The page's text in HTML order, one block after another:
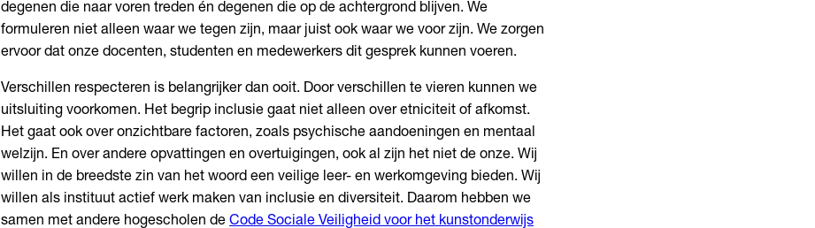
degenen die naar voren treden én degenen die op de achtergrond blijven. We
formuleren niet alleen waar we tegen zijn, maar juist ook waar we voor zijn. We zorgen
ervoor dat onze docenten, studenten en medewerkers dit gesprek kunnen voeren.
Verschillen respecteren is belangrijker dan ooit. Door verschillen te vieren kunnen we
uitsluiting voorkomen. Het begrip inclusie gaat niet alleen over etniciteit of afkomst.
Het gaat ook over onzichtbare factoren, zoals psychische aandoeningen en mentaal
welzijn. En over andere opvattingen en overtuigingen, ook al zijn het niet de onze. Wij
willen in de breedste zin van het woord een veilige leer- en werkomgeving bieden. Wij
willen als instituut actief werk maken van inclusie en diversiteit. Daarom hebben we
samen met andere hogescholen de Code Sociale Veiligheid voor het kunstonderwijs